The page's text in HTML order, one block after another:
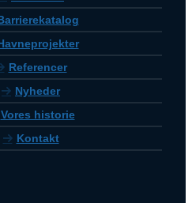
Referencer
Nyheder
Vores historie
Kontakt